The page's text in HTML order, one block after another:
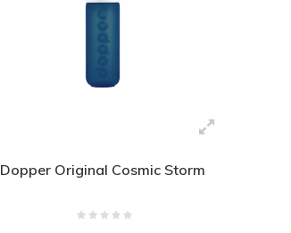
Dopper Original Cosmic Storm